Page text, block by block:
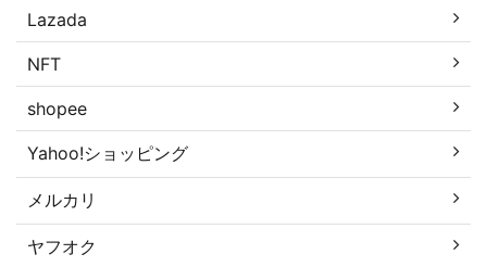
Lazada
NFT
shopee
Yahoo!ショッピング
メルカリ
ヤフオク